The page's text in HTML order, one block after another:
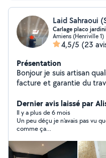
Laid Sahraoui
Carlage placo
Amiens (Henriville 1)
4,5/5 (23
Présentation
Bonjour je suis artisan
facture et garantie du
Dernier avis laissé par
Il y a plus de 6 mois
Un peu déçu je n’avais pas vu
comme ça…